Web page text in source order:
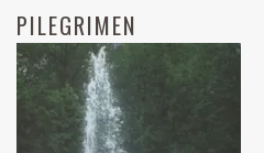
PILEGRIMEN